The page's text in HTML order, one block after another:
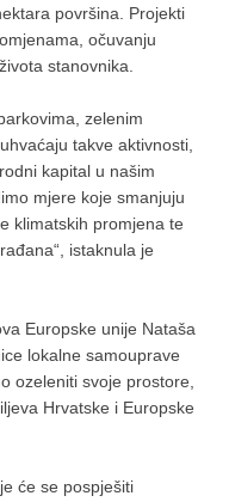
površina. Projekti
očuvanju
stanovnika.
zelenim
takve aktivnosti,
kapital u našim
mjere koje smanjuju
klimatskih promjena te
istaknula je
Europske unije Nataša
lokalne samouprave
ozeleniti svoje prostore,
Hrvatske i Europske
će se pospješiti